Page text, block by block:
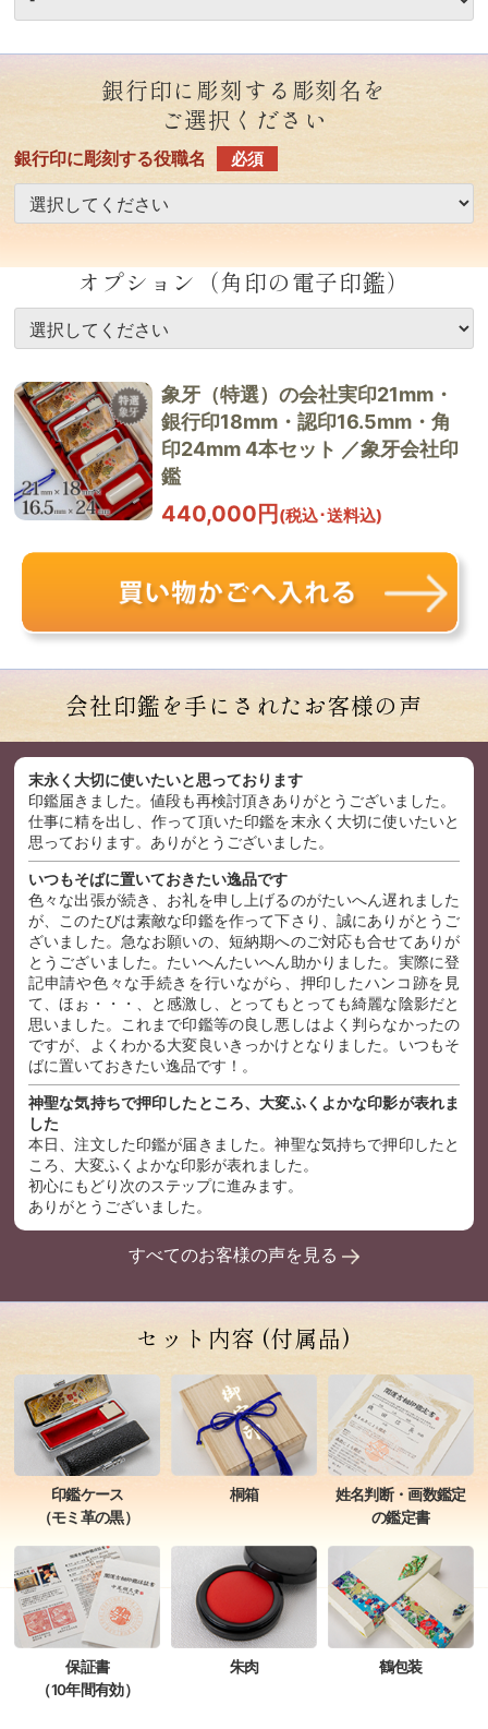
銀行印に彫刻する彫刻名を
ご選択ください
銀行印に彫刻する役職名 必須
オプション（角印の電子印鑑）
象牙（特選）の会社実印21mm・
銀行印18mm・認印16.5mm・角
印24mm 4本セット ／象牙会社印
鑑
440,000円 (税込･送料込)
会社印鑑を手にされたお客様の声
末永く大切に使いたいと思っております
印鑑届きました。値段も再検討頂きありがとうございました。
仕事に精を出し、作って頂いた印鑑を末永く大切に使いたいと
思っております。ありがとうございました。
いつもそばに置いておきたい逸品です
色々な出張が続き、お礼を申し上げるのがたいへん遅れました
が、このたびは素敵な印鑑を作って下さり、誠にありがとうご
ざいました。急なお願いの、短納期へのご対応も合せてありが
とうございました。たいへんたいへん助かりました。実際に登
記申請や色々な手続きを行いながら、押印したハンコ跡を見
て、ほぉ・・・、と感激し、とってもとっても綺麗な陰影だと
思いました。これまで印鑑等の良し悪しはよく判らなかったの
ですが、よくわかる大変良いきっかけとなりました。いつもそ
ばに置いておきたい逸品です！。
神聖な気持ちで押印したところ、大変ふくよかな印影が表れま
した
本日、注文した印鑑が届きました。神聖な気持ちで押印したと
ころ、大変ふくよかな印影が表れました。
初心にもどり次のステップに進みます。
ありがとうございました。
すべてのお客様の声を見る
セット内容 (付属品)
印鑑ケース
（モミ革の黒）
桐箱
姓名判断・画数鑑定
の鑑定書
保証書
（10年間有効）
朱肉 鶴包装